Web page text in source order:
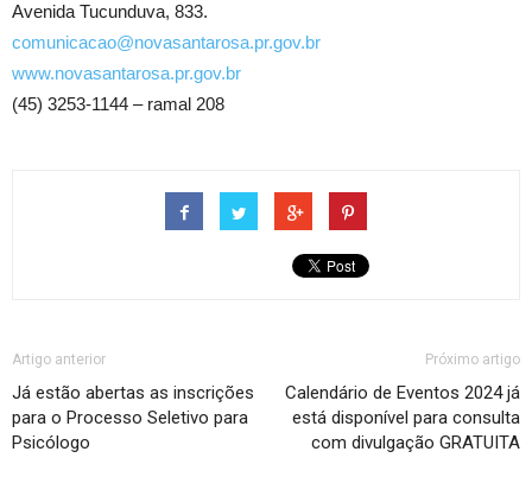
Avenida Tucunduva, 833.
comunicacao@novasantarosa.pr.gov.br
www.novasantarosa.pr.gov.br
(45) 3253-1144 – ramal 208
Artigo anterior
Já estão abertas as inscrições
para o Processo Seletivo para
Psicólogo
Próximo artigo
Calendário de Eventos 2024 já
está disponível para consulta
com divulgação GRATUITA